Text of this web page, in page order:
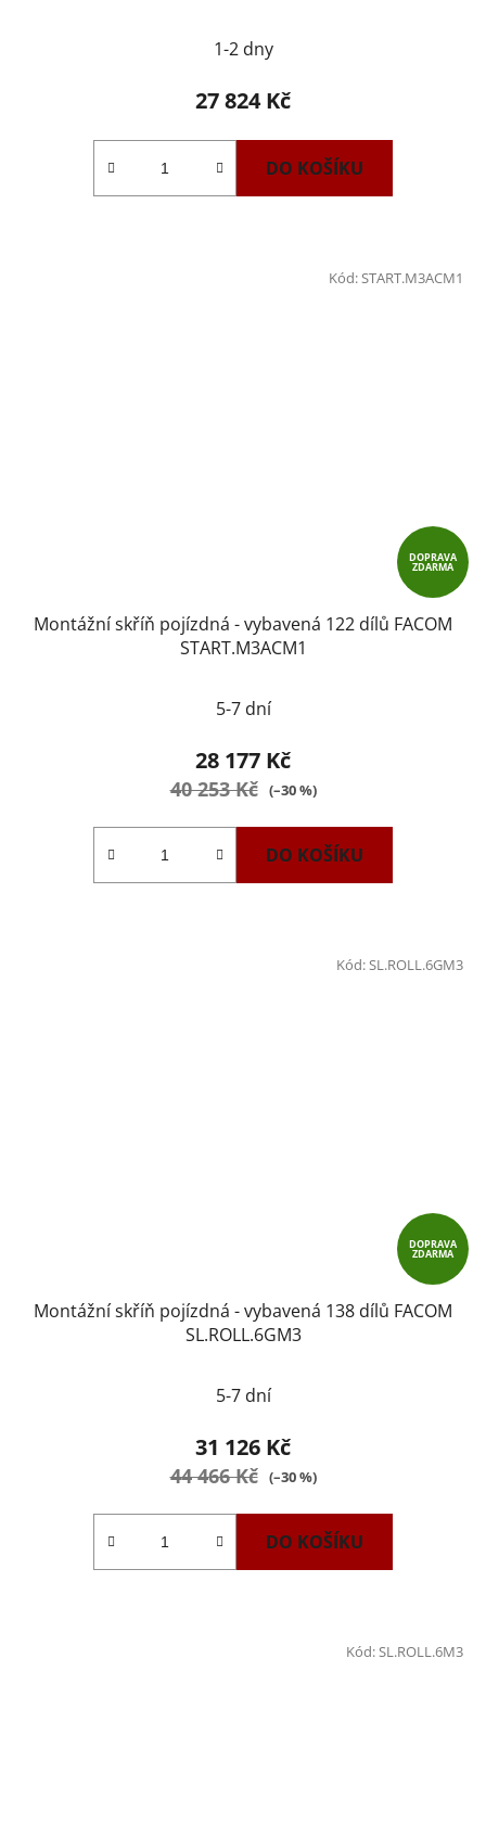
1-2 dny
27 824 Kč
DO KOŠÍKU
DOPRAVA
ZDARMA
Montážní skříň pojízdná - vybavená 122 dílů FACOM
START.M3ACM1
5-7 dní
28 177 Kč
40 253 Kč (–30 %)
DO KOŠÍKU
Kód:START.M3ACM1
DOPRAVA
ZDARMA
Montážní skříň pojízdná - vybavená 138 dílů FACOM
SL.ROLL.6GM3
5-7 dní
31 126 Kč
44 466 Kč (–30 %)
DO KOŠÍKU
Kód:SL.ROLL.6GM3
Kód:SL.ROLL.6M3